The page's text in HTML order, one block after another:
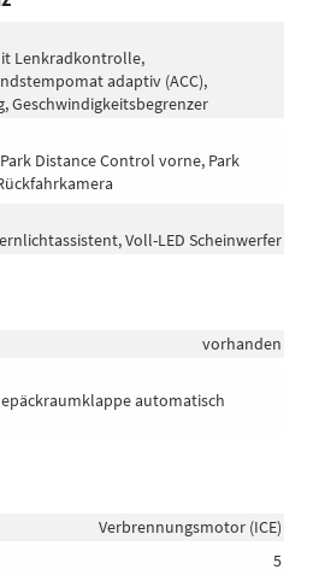
Lenkradkontrolle,
adaptiv (ACC),
Geschwindigkeitsbegrenzer
Distance Control vorne, Park
Voll-LED Scheinwerfer
vorhanden
automatisch
Verbrennungsmotor (ICE)
5